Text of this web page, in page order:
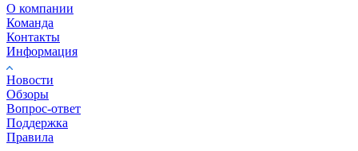
О компании
Команда
Контакты
Информация
Новости
Обзоры
Вопрос-ответ
Поддержка
Правила